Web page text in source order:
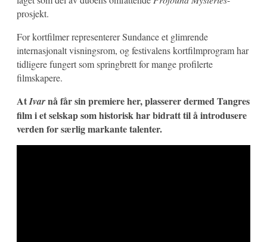
prosjekt.
For kortfilmer representerer Sundance et glimrende
internasjonalt visningsrom, og festivalens kortfilmprogram har
tidligere fungert som springbrett for mange profilerte
filmskapere.
AtIvarnå får sin premiere her, plasserer dermed Tangres
film i et selskap som historisk har bidratt til å introdusere
verden for særlig markante talenter.